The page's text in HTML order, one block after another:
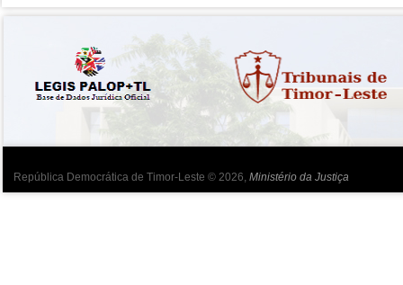
República Democrática de Timor-Leste © 2026, Ministério da Justiça